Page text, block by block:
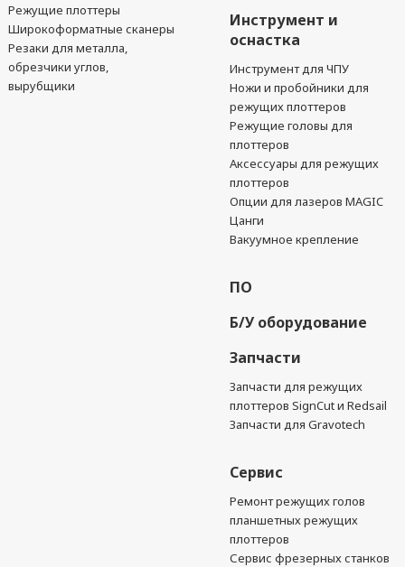
Режущие плоттеры
Широкоформатные сканеры
Резаки для металла,
обрезчики углов,
вырубщики
Инструмент и
оснастка
Инструмент для ЧПУ
Ножи и пробойники для
режущих плоттеров
Режущие головы для
плоттеров
Аксессуары для режущих
плоттеров
Опции для лазеров MAGIC
Цанги
Вакуумное крепление
ПО
Б/У оборудование
Запчасти
Запчасти для режущих
плоттеров SignCut и Redsail
Запчасти для Gravotech
Сервис
Ремонт режущих голов
планшетных режущих
плоттеров
Сервис фрезерных станков